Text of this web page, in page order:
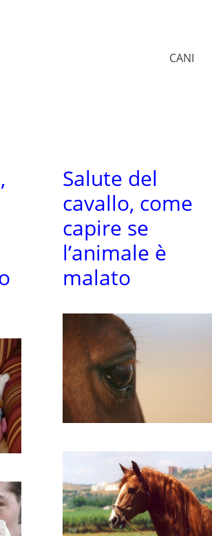
CANI
Salute del
cavallo, come
capire se
l’animale è
malato